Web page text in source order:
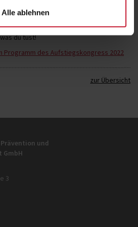
Alle ablehnen
Ballast abwerfen und Kraft tanken –
Wenn sich von jetzt auf gleich alles
du tust!
Programm des Aufstiegskongress 2022
zur Übersicht
und
GmbH
3